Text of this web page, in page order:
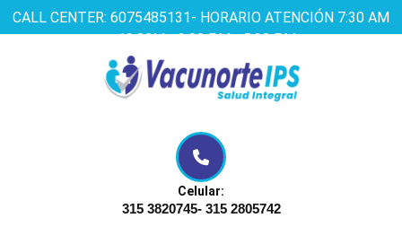
CALL CENTER: 6075485131- HORARIO ATENCIÓN 7:30 AM
a 12:00M - 2:00 PM - 5:30 PM
Facebook
Twitter
Instagram
Celular:
315 3820745- 315 2805742